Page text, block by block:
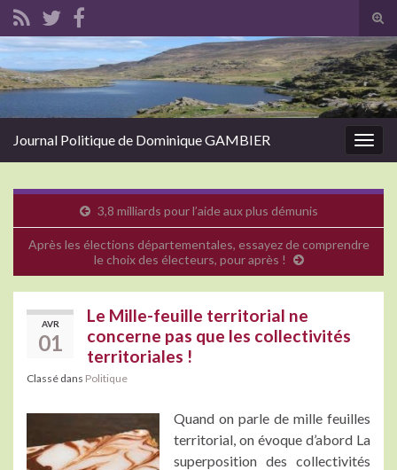
Search for:
Journal Politique de Dominique GAMBIER
3,8 milliards pour l’aide aux plus démunis
Après les élections départementales, essayez de comprendre
le choix des électeurs, pour après !
AVR
01
Le Mille-feuille territorial ne
concerne pas que les collectivités
territoriales !
Classé dans Politique
Quand on parle de mille feuilles
territorial, on évoque d’abord La
superposition des collectivités